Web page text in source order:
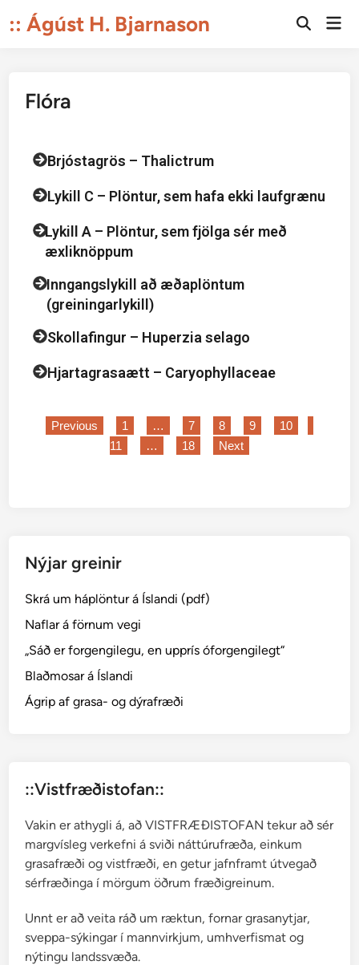
:: Ágúst H. Bjarnason
Flóra
Brjóstagrös – Thalictrum
Lykill C – Plöntur, sem hafa ekki laufgrænu
Lykill A – Plöntur, sem fjölga sér með
æxliknöppum
Inngangslykill að æðaplöntum
(greiningarlykill)
Skollafingur – Huperzia selago
Hjartagrasaætt – Caryophyllaceae
Previous 1 … 7 8 9
10
11
… 18 Next
Nýjar greinir
Skrá um háplöntur á Íslandi (pdf)
Naflar á förnum vegi
„Sáð er forgengilegu, en upprís óforgengilegt“
Blaðmosar á Íslandi
Ágrip af grasa- og dýrafræði
::Vistfræðistofan::
Vakin er athygli á, að VISTFRÆÐISTOFAN tekur að sér
margvísleg verkefni á sviði náttúrufræða, einkum
grasafræði og vistfræði, en getur jafnframt útvegað
sérfræðinga í mörgum öðrum fræðigreinum.
Unnt er að veita ráð um ræktun, fornar grasanytjar,
sveppa-sýkingar í mannvirkjum, umhverfismat og
nýtingu landssvæða.